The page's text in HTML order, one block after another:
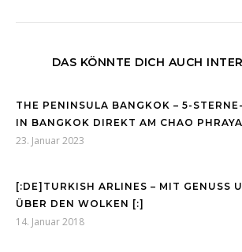
DAS KÖNNTE DICH AUCH
THE PENINSULA BANGKOK – 5-
IN BANGKOK DIREKT AM CHAO
23. Januar 2023
[:DE]TURKISH ARLINES – MIT GENUSS
ÜBER DEN WOLKEN [:]
14. Januar 2018